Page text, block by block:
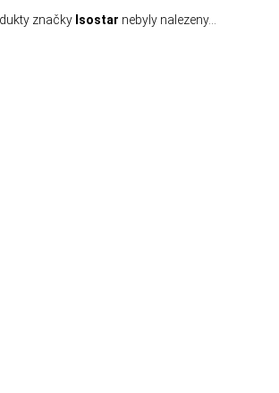
značky Isostar nebyly nalezeny...